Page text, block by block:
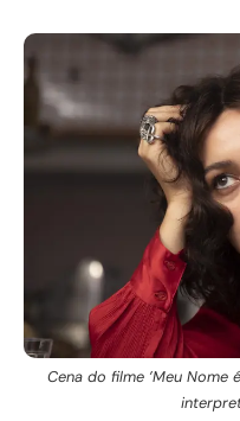
Cena do filme ’Meu Nome